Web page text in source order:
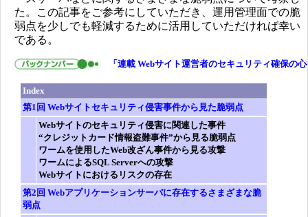
た。この記事をご参考にしていただき、運用管理面での脆
弱点を少しでも軽減するために活用していただければ幸い
である。
「 連載 Webサイト運営者のセキュリティ確保の
Index
第1回 Webサイトセキュリティ侵害事件から見た脆弱点
Webサイトのセキュリティ侵害に関連した事件
“クレジットカード情報盗難事件”から見る脆弱点
ワームを使用したWeb改ざん事件から見る攻撃
ワームによるSQL Serverへの攻撃
Webサイトにおけるリスクの存在
第2回 Webアプリケーションサーバに存在するさまざまな脆
弱点